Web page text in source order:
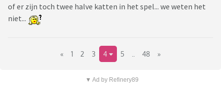
of er zijn toch twee halve katten in het spel... we weten het
niet...
« 1 2 3 4 5 48 »
▼ Ad by Refinery89